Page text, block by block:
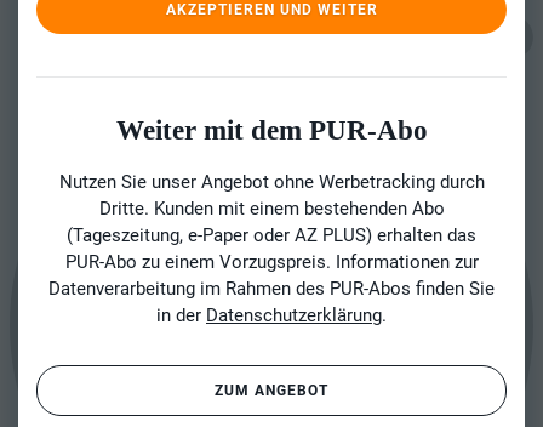
AKZEPTIEREN UND WEITER
Weiter mit dem PUR-Abo
Nutzen Sie unser Angebot ohne Werbetracking durch
Dritte. Kunden mit einem bestehenden Abo
(Tageszeitung, e-Paper oder AZ PLUS) erhalten das
PUR-Abo zu einem Vorzugspreis. Informationen zur
Datenverarbeitung im Rahmen des PUR-Abos finden Sie
in der Datenschutzerklärung.
ZUM ANGEBOT